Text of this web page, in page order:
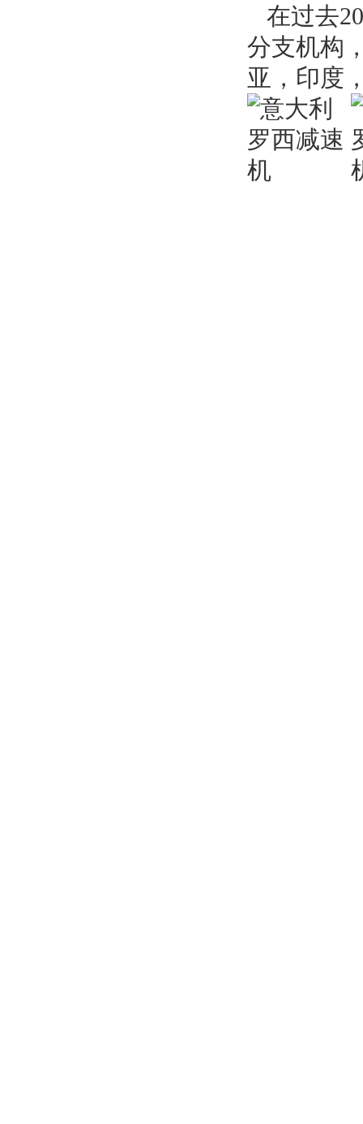
在过去
分支机构
亚，印度